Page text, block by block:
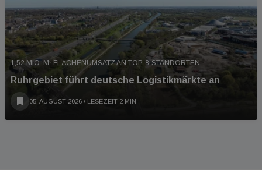
1,52 MIO. M² FLÄCHENUMSATZ AN TOP-8-STANDORTEN
Ruhrgebiet führt deutsche Logistikmärkte an
05. AUGUST 2026 / LESEZEIT 2 MIN